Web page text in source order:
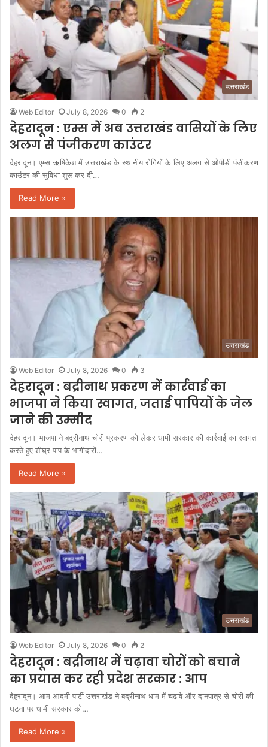
उत्तराखंड
Web Editor July 8, 2026 0 2
देहरादून : एम्स में अब उत्तराखंड वासियों के लिए
अलग से पंजीकरण काउंटर
देहरादून। एम्स ऋषिकेश में उत्तराखंड के स्थानीय रोगियों के लिए अलग से ओपीडी पंजीकरण
काउंटर की सुविधा शुरू कर दी…
Read More »
उत्तराखंड
Web Editor July 8, 2026 0 3
देहरादून : बद्रीनाथ प्रकरण में कार्रवाई का
भाजपा ने किया स्वागत, जताई पापियों के जेल
जाने की उम्मीद
देहरादून। भाजपा ने बद्रीनाथ चोरी प्रकरण को लेकर धामी सरकार की कार्रवाई का स्वागत
करते हुए शीघ्र पाप के भागीदारों…
Read More »
उत्तराखंड
Web Editor July 8, 2026 0 2
देहरादून : बद्रीनाथ में चढ़ावा चोरों को बचाने
का प्रयास कर रही प्रदेश सरकार : आप
देहरादून। आम आदमी पार्टी उत्तराखंड ने बद्रीनाथ धाम में चढ़ावे और दानपात्र से चोरी की
घटना पर धामी सरकार को…
Read More »